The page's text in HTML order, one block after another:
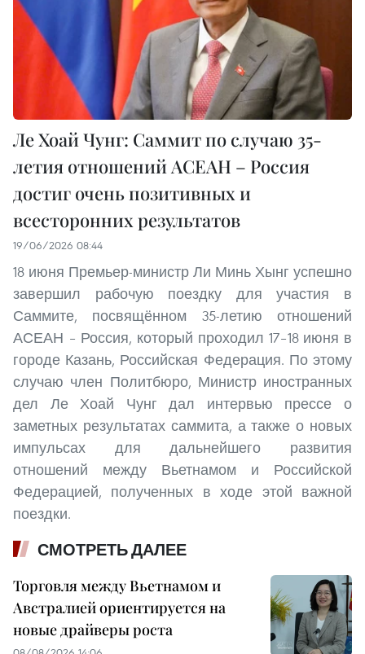
Ле Хоай Чунг: Саммит по случаю 35-
летия отношений АСЕАН – Россия
достиг очень позитивных и
всесторонних результатов
19/06/2026 08:44
18 июня Премьер-министр Ли Минь Хынг успешно
завершил рабочую поездку для участия в
Саммите, посвящённом 35-летию отношений
АСЕАН – Россия, который проходил 17–18 июня в
городе Казань, Российская Федерация. По этому
случаю член Политбюро, Министр иностранных
дел Ле Хоай Чунг дал интервью прессе о
заметных результатах саммита, а также о новых
импульсах для дальнейшего развития
отношений между Вьетнамом и Российской
Федерацией, полученных в ходе этой важной
поездки.
СМОТРЕТЬ ДАЛЕЕ
Торговля между Вьетнамом и
Австралией ориентируется на
новые драйверы роста